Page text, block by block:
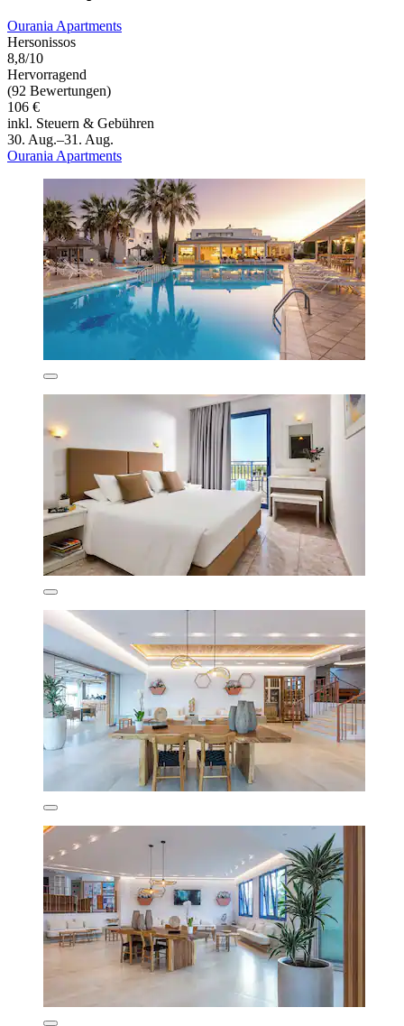
Ourania Apartments
Hersonissos
8,8/10
Hervorragend
(92 Bewertungen)
106 €
inkl. Steuern & Gebühren
30. Aug.–31. Aug.
Ourania Apartments